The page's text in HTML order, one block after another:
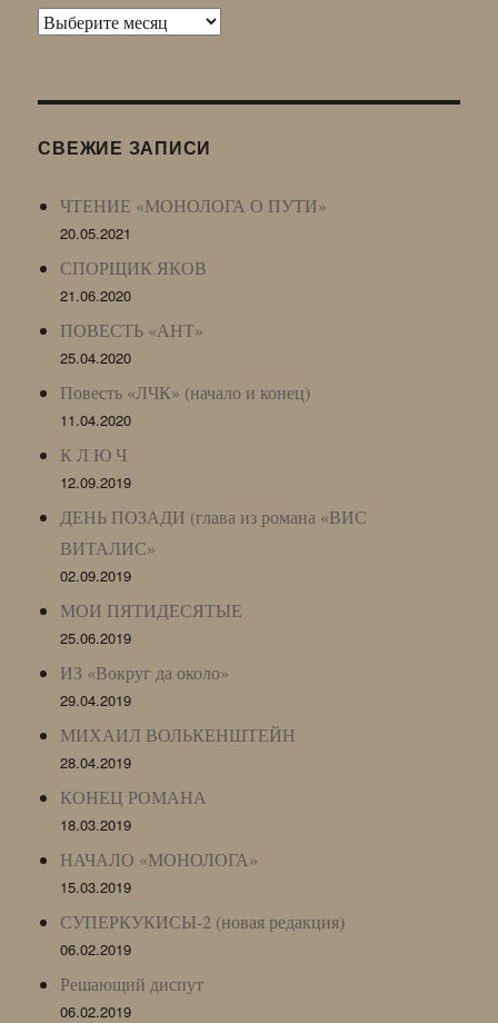
Архив
LJ
СВЕЖИЕ ЗАПИСИ
ЧТЕНИЕ «МОНОЛОГА О ПУТИ»
20.05.2021
СПОРЩИК ЯКОВ
21.06.2020
ПОВЕСТЬ «АНТ»
25.04.2020
Повесть «ЛЧК» (начало и конец)
11.04.2020
К Л Ю Ч
12.09.2019
ДЕНЬ ПОЗАДИ (глава из романа «ВИС
ВИТАЛИС»
02.09.2019
МОИ ПЯТИДЕСЯТЫЕ
25.06.2019
ИЗ «Вокруг да около»
29.04.2019
МИХАИЛ ВОЛЬКЕНШТЕЙН
28.04.2019
КОНЕЦ РОМАНА
18.03.2019
НАЧАЛО «МОНОЛОГА»
15.03.2019
СУПЕРКУКИСЫ-2 (новая редакция)
06.02.2019
Решающий диспут
06.02.2019